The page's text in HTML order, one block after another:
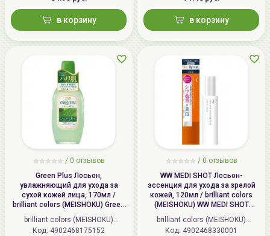
в корзину в корзину
/ 0 отзывов
Green Plus Лосьон,
увлажняющий для ухода за
сухой кожей лица, 170мл /
brilliant colors (MEISHOKU) Green
Plus Aloe Moisture Lotion
brilliant colors (MEISHOKU)
(Япония)
Код: 4902468175152
/ 0 отзывов
WW MEDI SHOT Лосьон-
эссенция для ухода за зрелой
кожей, 120мл / brilliant colors
(MEISHOKU) WW MEDI SHOT
WRINKLE&WHITE ESSENCE
LOTION
brilliant colors (MEISHOKU)
(Япония)
Код: 4902468330001